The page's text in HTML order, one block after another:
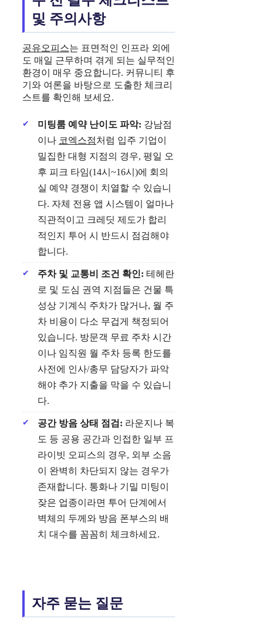
및 주의사항
공유오피스는 표면적인 인프라 외에
도 매일 근무하며 겪게 되는 실무적인
환경이 매우 중요합니다. 커뮤니티 후
기와 여론을 바탕으로 도출한 체크리
스트를 확인해 보세요.
미팅룸 예약 난이도 파악: 강남점
이나 코엑스점처럼 입주 기업이
밀집한 대형 지점의 경우, 평일 오
후 피크 타임(14시~16시)에 회의
실 예약 경쟁이 치열할 수 있습니
다. 자체 전용 앱 시스템이 얼마나
직관적이고 크레딧 제도가 합리
적인지 투어 시 반드시 점검해야
합니다.
주차 및 교통비 조건 확인: 테헤란
로 및 도심 권역 지점들은 건물 특
성상 기계식 주차가 많거나, 월 주
차 비용이 다소 무겁게 책정되어
있습니다. 방문객 무료 주차 시간
이나 임직원 월 주차 등록 한도를
사전에 인사/총무 담당자가 파악
해야 추가 지출을 막을 수 있습니
다.
공간 방음 상태 점검: 라운지나 복
도 등 공용 공간과 인접한 일부 프
라이빗 오피스의 경우, 외부 소음
이 완벽히 차단되지 않는 경우가
존재합니다. 통화나 기밀 미팅이
잦은 업종이라면 투어 단계에서
벽체의 두께와 방음 폰부스의 배
치 대수를 꼼꼼히 체크하세요.
자주 묻는 질문